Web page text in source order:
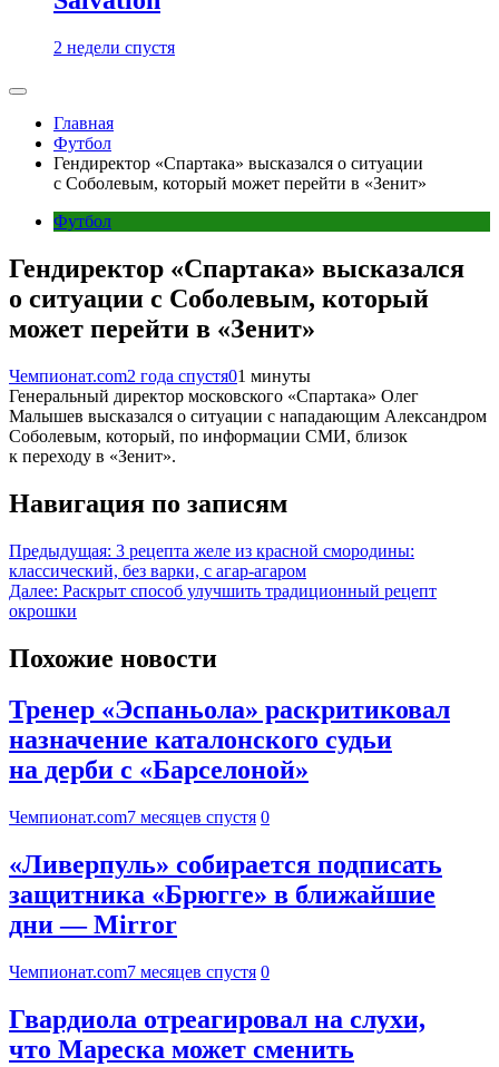
2 недели спустя
Главная
Футбол
Гендиректор «Спартака» высказался о ситуации
с Соболевым, который может перейти в «Зенит»
Футбол
Гендиректор «Спартака» высказался
о ситуации с Соболевым, который
может перейти в «Зенит»
Чемпионат.com2 года спустя01 минуты
Генеральный директор московского «Спартака» Олег
Малышев высказался о ситуации с нападающим Александром
Соболевым, который, по информации СМИ, близок
к переходу в «Зенит».
Навигация по записям
Предыдущая: 3 рецепта желе из красной смородины:
классический, без варки, с агар-агаром
Далее: Раскрыт способ улучшить традиционный рецепт
окрошки
Похожие новости
Тренер «Эспаньола» раскритиковал
назначение каталонского судьи
на дерби с «Барселоной»
Чемпионат.com7 месяцев спустя 0
«Ливерпуль» собирается подписать
защитника «Брюгге» в ближайшие
дни — Mirror
Чемпионат.com7 месяцев спустя 0
Гвардиола отреагировал на слухи,
что Мареска может сменить